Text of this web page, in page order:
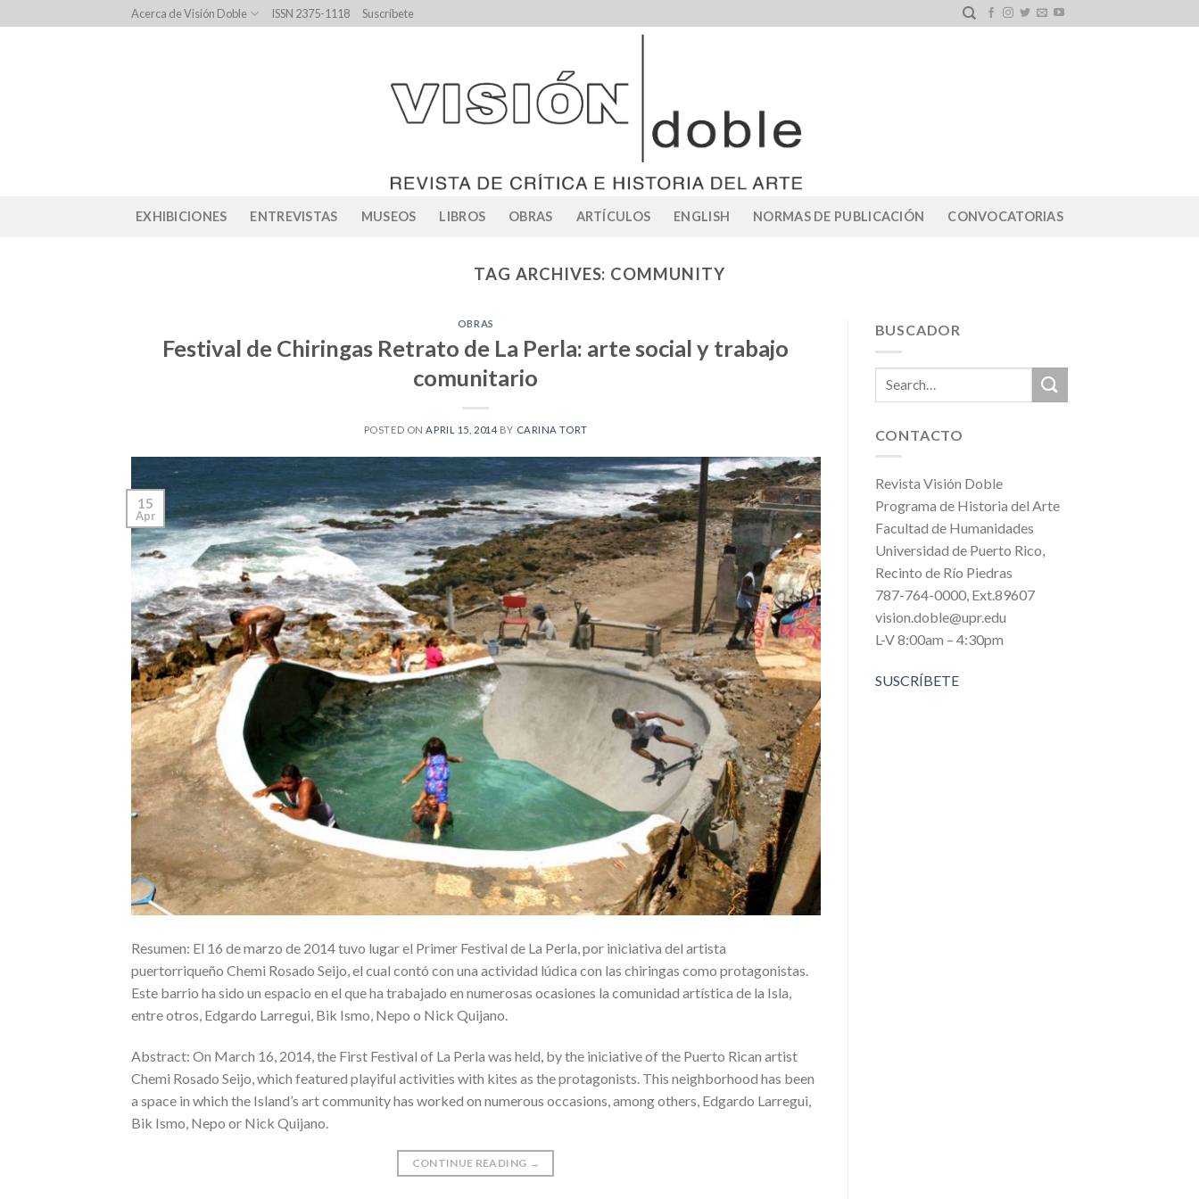
to
Acerca de Visión Doble ISSN 2375-1118 Suscríbete
EXHIBICIONES ENTREVISTAS MUSEOS LIBROS OBRAS ARTÍCULOS ENGLISH NORMAS DE PUBLICACIÓN CONVOCATORIAS
TAG ARCHIVES: COMMUNITY
OBRAS
Festival de Chiringas Retrato de La Perla: arte social y trabajo
comunitario
POSTED ONAPRIL 15, 2014 BY CARINA TORT
15
Apr
Resumen: El 16 de marzo de 2014 tuvo lugar el Primer Festival de La Perla, por iniciativa del artista
puertorriqueño Chemi Rosado Seijo, el cual contó con una actividad lúdica con las chiringas como protagonistas.
Este barrio ha sido un espacio en el que ha trabajado en numerosas ocasiones la comunidad artística de la Isla,
entre otros, Edgardo Larregui, Bik Ismo, Nepo o Nick Quijano.
Abstract: On March 16, 2014, the First Festival of La Perla was held, by the iniciative of the Puerto Rican artist
Chemi Rosado Seijo, which featured playiful activities with kites as the protagonists. This neighborhood has been
a space in which the Island’s art community has worked on numerous occasions, among others, Edgardo Larregui,
Bik Ismo, Nepo or Nick Quijano.
CONTINUE READING →
BUSCADOR
CONTACTO
Revista Visión Doble
Programa de Historia del Arte
Facultad de Humanidades
Universidad de Puerto Rico,
Recinto de Río Piedras
787-764-0000, Ext.89607
vision.doble@upr.edu
L-V 8:00am – 4:30pm
SUSCRÍBETE